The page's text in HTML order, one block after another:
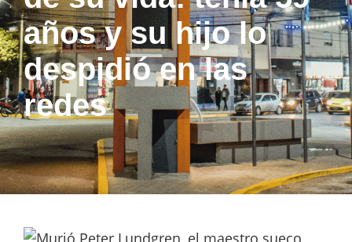
años y su hijo lo
despidió en las
redes